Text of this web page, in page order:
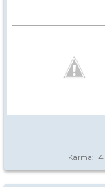
Karma: 14